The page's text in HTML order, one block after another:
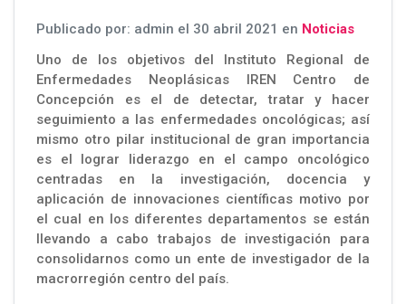
Publicado por: admin el 30 abril 2021 en Noticias
Uno de los objetivos del Instituto Regional de
Enfermedades Neoplásicas IREN Centro de
Concepción es el de detectar, tratar y hacer
seguimiento a las enfermedades oncológicas; así
mismo otro pilar institucional de gran importancia
es el lograr liderazgo en el campo oncológico
centradas en la investigación, docencia y
aplicación de innovaciones científicas motivo por
el cual en los diferentes departamentos se están
llevando a cabo trabajos de investigación para
consolidarnos como un ente de investigador de la
macrorregión centro del país.